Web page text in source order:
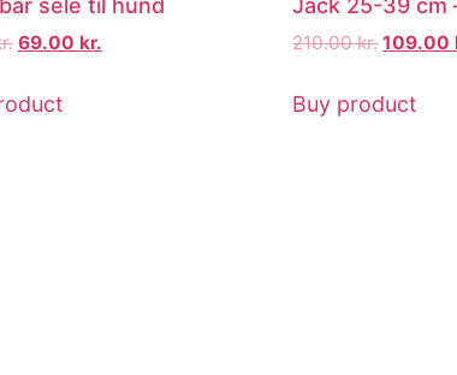
sele til hund
69.00 kr.
Jack 25-39 cm
210.00kr. 109.00
Buy product